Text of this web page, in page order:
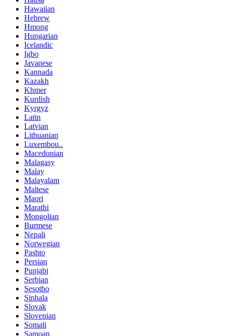
Hawaiian
Hebrew
Hmong
Hungarian
Icelandic
Igbo
Javanese
Kannada
Kazakh
Khmer
Kurdish
Kyrgyz
Latin
Latvian
Lithuanian
Luxembou..
Macedonian
Malagasy
Malay
Malayalam
Maltese
Maori
Marathi
Mongolian
Burmese
Nepali
Norwegian
Pashto
Persian
Punjabi
Serbian
Sesotho
Sinhala
Slovak
Slovenian
Somali
Samoan